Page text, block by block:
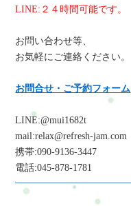
LINE:２４時間可能です。
お問い合わせ等、
お気軽にご連絡ください。
お問合せ・ご予約フォーム
LINE:@mui1682t
mail:relax@refresh-jam.com
携帯:090-9136-3447
電話:045-878-1781